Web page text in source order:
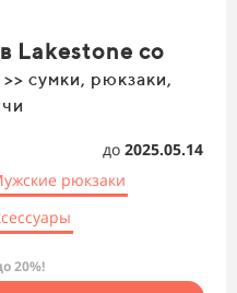
Lakestone со
>> сумки, рюкзаки,
до 2025.05.14
рюкзаки
20%!